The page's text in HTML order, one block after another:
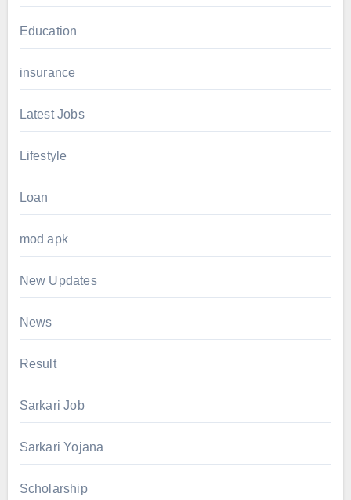
Education
insurance
Latest Jobs
Lifestyle
Loan
mod apk
New Updates
News
Result
Sarkari Job
Sarkari Yojana
Scholarship